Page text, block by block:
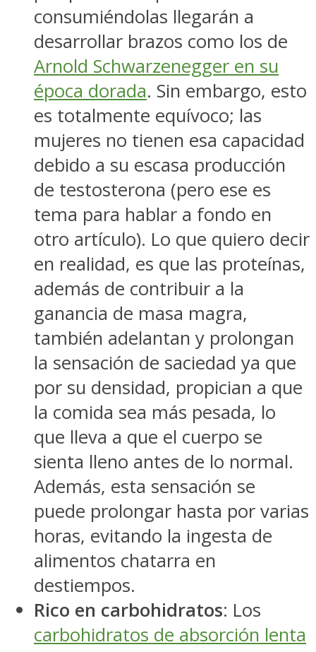
consumiéndolas llegarán a
desarrollar brazos como los de
Arnold Schwarzenegger en su
época dorada. Sin embargo, esto
es totalmente equívoco; las
mujeres no tienen esa capacidad
debido a su escasa producción
de testosterona (pero ese es
tema para hablar a fondo en
otro artículo). Lo que quiero decir
en realidad, es que las proteínas,
además de contribuir a la
ganancia de masa magra,
también adelantan y prolongan
la sensación de saciedad ya que
por su densidad, propician a que
la comida sea más pesada, lo
que lleva a que el cuerpo se
sienta lleno antes de lo normal.
Además, esta sensación se
puede prolongar hasta por varias
horas, evitando la ingesta de
alimentos chatarra en
destiempos.
Rico en carbohidratos: Los
carbohidratos de absorción lenta